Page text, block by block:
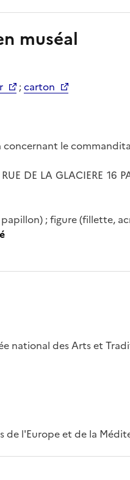
muséal
;carton
le
RUE DE LA GLACIERE
; figure (fillette,
national des Arts et
de l'Europe et de la